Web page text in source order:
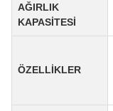
AĞIRLIK
KAPASİTESİ
ÖZELLİKLER